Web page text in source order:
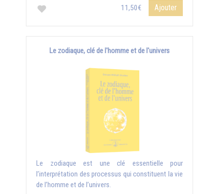
11,50€ Ajouter
Le zodiaque, clé de l'homme et de l'univers
Le zodiaque est une clé essentielle pour
l’interprétation des processus qui constituent la vie
de l’homme et de l’univers.